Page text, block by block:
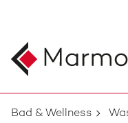
Bad & Wellness